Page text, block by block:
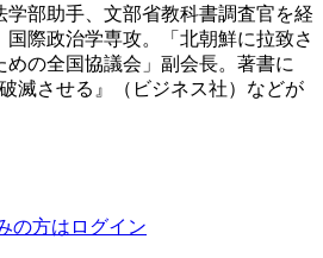
部助手、文部省教科書調査官を経
国際政治学専攻。「北朝鮮に拉致さ
の全国協議会」副会長。著書に
滅させる』（ビジネス社）などが
の方はログイン